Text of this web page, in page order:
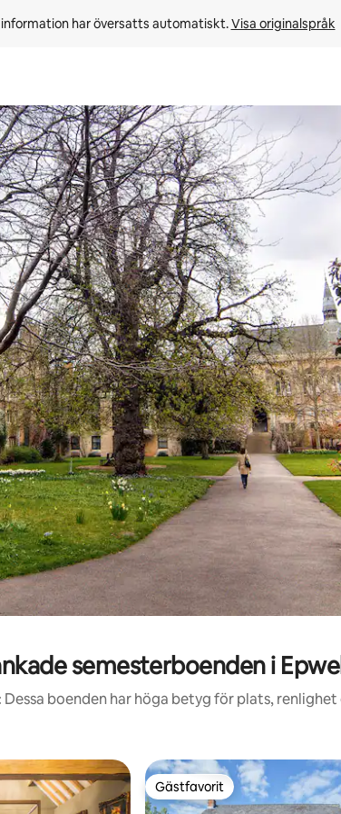
information har översatts automatiskt. Visa originalspråk
eller utforska genom att trycka eller svepa.
semesterboenden i
Dessa boenden har höga betyg för plats, renlighet
Gästfavorit
Gästfavorit